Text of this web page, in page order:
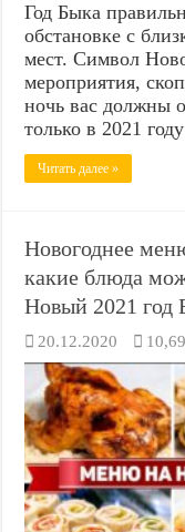
Год Быка
обстановке с
мест. Символ
мероприятия,
ночь вас должны
только в 2021
Читать далее »
Новогоднее
какие блюда
Новый 2021 год
20.12.2020